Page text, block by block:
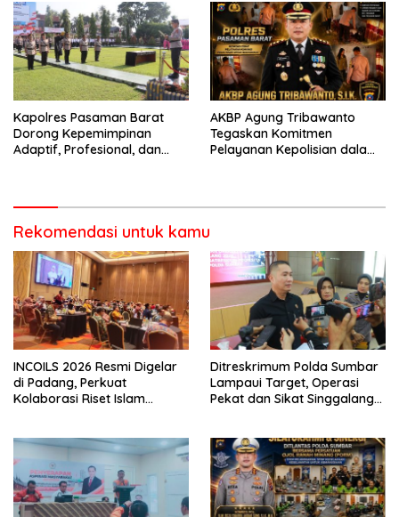
Bencana
Perlengkapan Keselamatan
Berkendara
Kapolres Pasaman Barat
Dorong Kepemimpinan
Adaptif, Profesional, dan
AKBP Agung Tribawanto
Tegaskan Komitmen
Pelayanan Kepolisian dalam
Rekomendasi untuk kamu
INCOILS 2026 Resmi Digelar
di Padang, Perkuat
Kolaborasi Riset Islam
Ditreskrimum Polda Sumbar
Lampaui Target, Operasi
Pekat dan Sikat Singgalang